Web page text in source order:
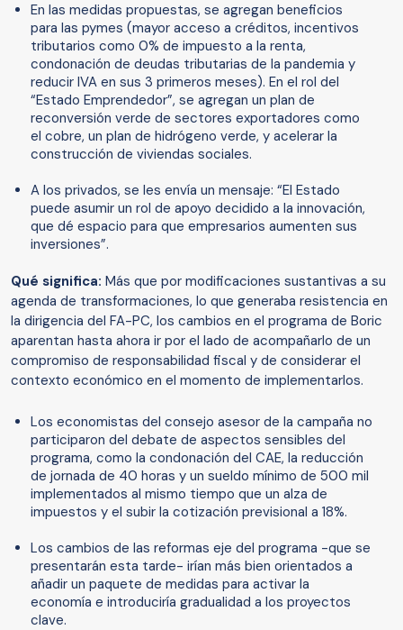
En las medidas propuestas, se agregan beneficios
para las pymes (mayor acceso a créditos, incentivos
tributarios como 0% de impuesto a la renta,
condonación de deudas tributarias de la pandemia y
reducir IVA en sus 3 primeros meses). En el rol del
“Estado Emprendedor”, se agregan un plan de
reconversión verde de sectores exportadores como
el cobre, un plan de hidrógeno verde, y acelerar la
construcción de viviendas sociales.
A los privados, se les envía un mensaje: “El Estado
puede asumir un rol de apoyo decidido a la innovación,
que dé espacio para que empresarios aumenten sus
inversiones”.
Qué significa: Más que por modificaciones sustantivas a su
agenda de transformaciones, lo que generaba resistencia en
la dirigencia del FA-PC, los cambios en el programa de Boric
aparentan hasta ahora ir por el lado de acompañarlo de un
compromiso de responsabilidad fiscal y de considerar el
contexto económico en el momento de implementarlos.
Los economistas del consejo asesor de la campaña no
participaron del debate de aspectos sensibles del
programa, como la condonación del CAE, la reducción
de jornada de 40 horas y un sueldo mínimo de 500 mil
implementados al mismo tiempo que un alza de
impuestos y el subir la cotización previsional a 18%.
Los cambios de las reformas eje del programa -que se
presentarán esta tarde- irían más bien orientados a
añadir un paquete de medidas para activar la
economía e introduciría gradualidad a los proyectos
clave.